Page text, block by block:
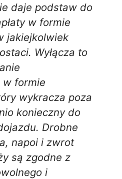
daje podstaw do
w formie
jakiejkolwiek
Wyłącza to
w formie
wykracza poza
konieczny do
Drobne
napoi i zwrot
są zgodne z
i